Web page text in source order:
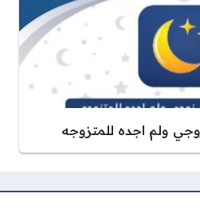
ولم اجده للمتزوجه